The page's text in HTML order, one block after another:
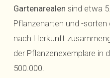
Gartenarealen sind etwa
Pflanzenarten und -
nach Herkunft
der Pflanzenexemplare in
500.000.